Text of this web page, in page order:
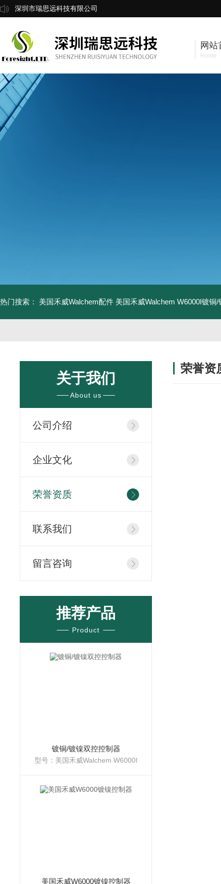
深圳市瑞思远科技有限公司
网站
Home
热门搜索： 美国禾威Walchem配件 美国禾威Walchem W6000I镀铜
关于我们
About us
公司介绍
企业文化
荣誉资质
联系我们
留言咨询
推荐产品
Product
镀铜/镀镍双控控制器
型号：美国禾威Walchem W6000I
美国禾威W6000镀镍控制器
荣誉资